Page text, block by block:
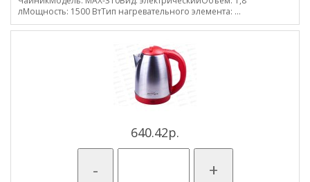
лМощность: 1500 ВтТип нагревательного элемента: ...
640.42р.
- +